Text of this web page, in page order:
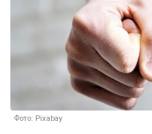
Фото: Pixabay